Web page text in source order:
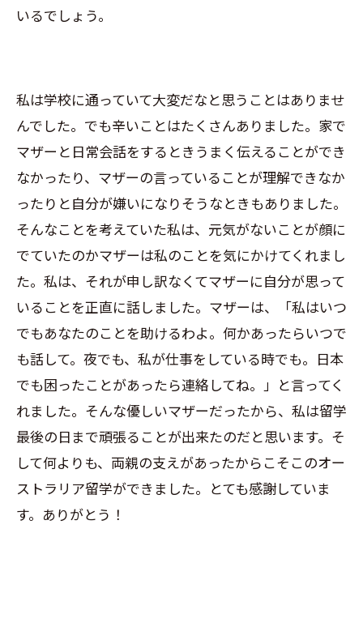
いるでしょう。
私は学校に通っていて大変だなと思うことはありませ
んでした。でも辛いことはたくさんありました。家で
マザーと日常会話をするときうまく伝えることができ
なかったり、マザーの言っていることが理解できなか
ったりと自分が嫌いになりそうなときもありました。
そんなことを考えていた私は、元気がないことが顔に
でていたのかマザーは私のことを気にかけてくれまし
た。私は、それが申し訳なくてマザーに自分が思って
いることを正直に話しました。マザーは、「私はいつ
でもあなたのことを助けるわよ。何かあったらいつで
も話して。夜でも、私が仕事をしている時でも。日本
でも困ったことがあったら連絡してね。」と言ってく
れました。そんな優しいマザーだったから、私は留学
最後の日まで頑張ることが出来たのだと思います。そ
して何よりも、両親の支えがあったからこそこのオー
ストラリア留学ができました。とても感謝していま
す。ありがとう！